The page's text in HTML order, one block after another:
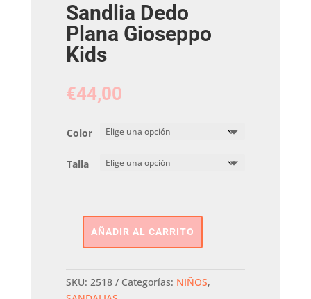
Sandlia Dedo
Plana Gioseppo
Kids
€44,00
Color
Talla
Sandlia
Gioseppo
AÑADIR AL CARRITO
SKU: 2518 Categorías: NIÑOS,